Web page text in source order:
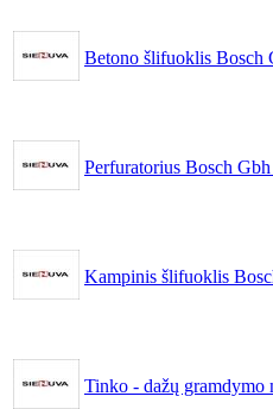
Betono šlifuoklis Bosch
Perfuratorius Bosch
Kampinis šlifuoklis
Tinko - dažų gramdymo